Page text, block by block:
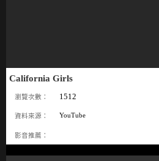
California Girls
瀏覽次數： 1512
資料來源： YouTube
影音推薦：